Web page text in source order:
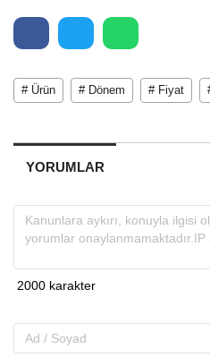
# Ürün # Dönem # Fiyat
YORUMLAR